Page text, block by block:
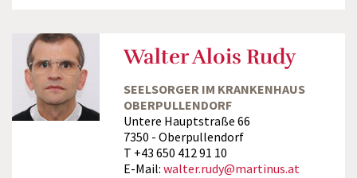
Walter Alois Rudy
SEELSORGER IM KRANKENHAUS
OBERPULLENDORF
Untere Hauptstraße 66
7350 - Oberpullendorf
T +43 650 412 91 10
E-Mail: walter.rudy@martinus.at